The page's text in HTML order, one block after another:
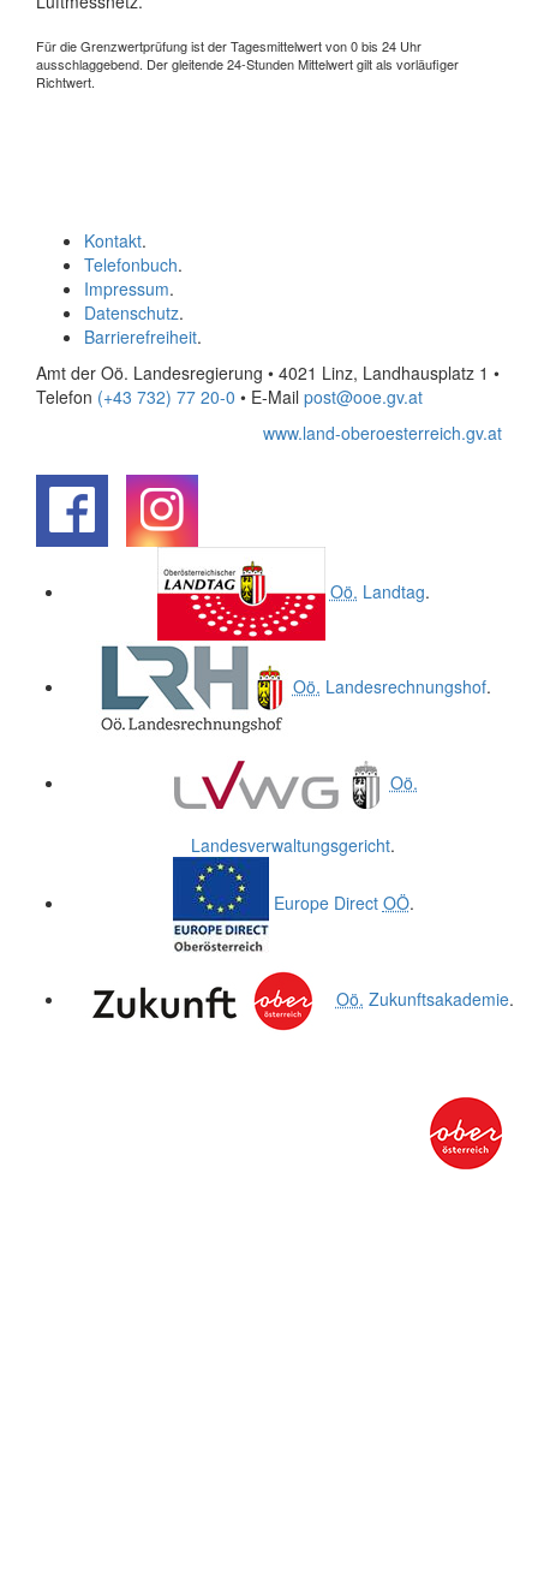
Für die Grenzwertprüfung ist der Tagesmittelwert von 0 bis 24 Uhr
ausschlaggebend. Der gleitende 24-Stunden Mittelwert gilt als vorläufiger
Richtwert.
Kontakt.
Telefonbuch.
Impressum.
Datenschutz.
Barrierefreiheit.
Amt der Oö. Landesregierung • 4021 Linz, Landhausplatz 1 •
Telefon (+43 732) 77 20-0 • E-Mail post@ooe.gv.at
www.land-oberoesterreich.gv.at
Oö. Landtag.
Oö. Landesrechnungshof.
Oö.
Landesverwaltungsgericht.
Europe Direct OÖ.
Oö. Zukunftsakademie.